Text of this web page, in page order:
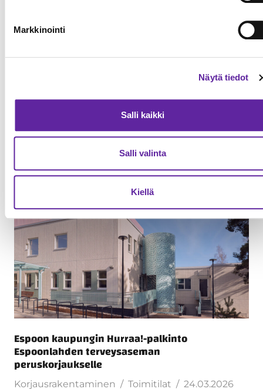
Markkinointi
Näytä tiedot
Salli kaikki
Salli valinta
Kiellä
Jatke urakoi Etelä-Karjalan hyvinvointialueelle
Lappeenrantaan uuden sotekeskuksen
Espoon kaupungin Hurraa!-palkinto
Espoonlahden terveysaseman
peruskorjaukselle
Korjausrakentaminen Toimitilat 24.03.2026